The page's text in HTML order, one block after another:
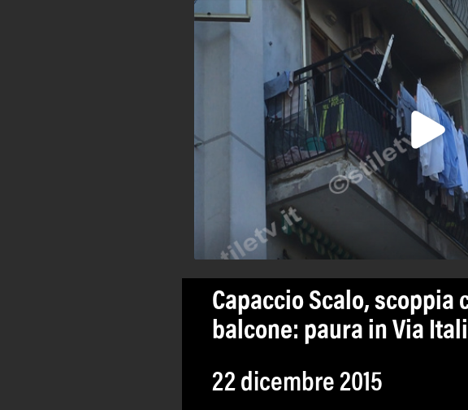
Capaccio Scalo, scoppia
balcone: paura in Via
22 dicembre 2015